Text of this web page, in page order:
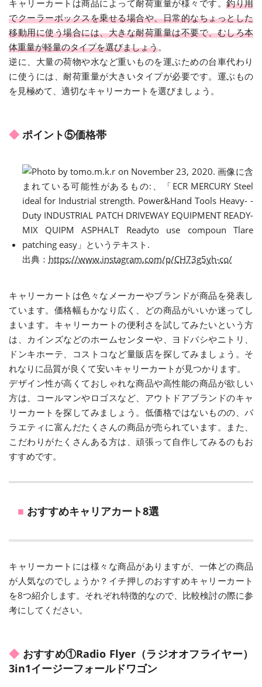
キャリーカートは商品によって耐荷重量が様々です。 釣り用
でクーラーボックスを乗せる場合や、日常的なちょっとした
移動用に使う場合には、大きな耐荷重量は不要で、むしろ本
体重量が軽量のタイプを選びましょう。
逆に、大量の荷物や水など重いものを運ぶための台車代わり
に使うには、耐荷重量が大きいタイプが必要です。運ぶもの
を見極めて、適切なキャリーカートを選びましょう。
ポイント⑤価格帯
出典： https://www.instagram.com/p/CH73g5yh-co/
キャリーカートは色々なメーカーやブランドが商品を発表し
ています。価格幅もかなり広く、どの商品がいいか迷ってし
まいます。キャリーカートの便利さを試してみたいという方
は、カインズなどのホームセンターや、ヨドバシやニトリ、
ドンキホーテ、コストコなど量販店を探してみましょう。そ
れなりに品質が良くて安いキャリーカートが見つかります。
デザイン性が高くておしゃれな商品や高性能の商品が欲しい
方は、コールマンやロゴスなど、アウトドアブランドのキャ
リーカートを探してみましょう。低価格ではないものの、バ
ラエティに富んだたくさんの商品が売られています。また、
こだわりがたくさんある方は、頑張って自作してみるのもお
すすめです。
おすすめキャリアカート8選
キャリーカートには様々な商品がありますが、一体どの商品
が人気なのでしょうか？イチ押しのおすすめキャリーカート
を8つ紹介します。それぞれ特徴的なので、比較検討の際に参
考にしてください。
おすすめ①Radio Flyer（ラジオオフライヤー）
3in1イージーフォールドワゴン